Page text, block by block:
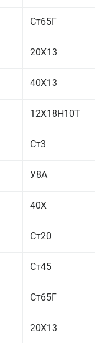
Ст65Г
20Х13
40Х13
12Х18Н10Т
Ст3
У8А
40Х
Ст20
Ст45
Ст65Г
20Х13